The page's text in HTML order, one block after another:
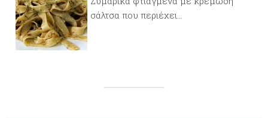
σάλτσα που περιέχει...